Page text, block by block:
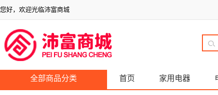
您好，欢迎光临沛富商城
全部商品分类 首页 家用电器